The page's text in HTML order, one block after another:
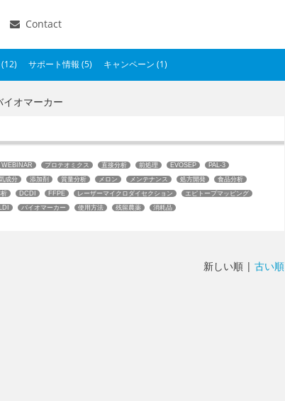
Contact
サポート情報 (5) キャンペーン (1)
オマーカー
WEBINAR プロテオミクス 直接分析 前処理 EVOSEP
PAL-3
成分 添加剤 質量分析 メロン メンテナンス 処方開発
食品分析
DCDI FFPE レーザーマイクロダイセクション
エピトープマッピング
バイオマーカー 使用方法 残留農薬 消耗品
新しい順 |古い順